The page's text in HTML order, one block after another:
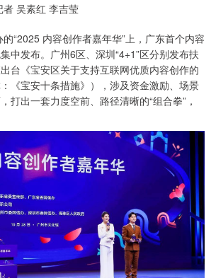
者 吴素红 李吉莹
“2025 内容创作者嘉年华”上，广东首个内容
中发布。广州6区、深圳“4+1”区分别发布扶
台《宝安区关于支持互联网优质内容创作的
《宝安十条措施》），涉及资金激励、场景
打出一套力度空前、路径清晰的“组合拳”，